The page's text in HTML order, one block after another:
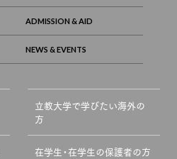
立教大学で学びたい海外の
方
在学生・在学生の保護者の方